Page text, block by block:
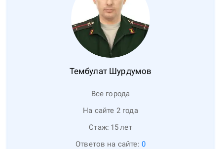
Тембулат Шурдумов
Все города
На сайте 2 года
Стаж: 15лет
Ответов на сайте: 0